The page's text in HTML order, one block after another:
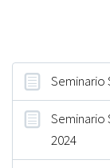
Seminario
Seminario
2024